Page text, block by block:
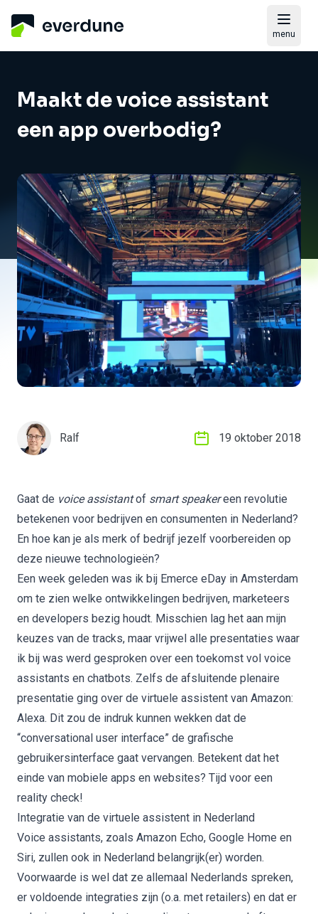
menu
Maakt de voice assistant
een app overbodig?
Ralf 19 oktober 2018
Gaat de voice assistantof smart speakereen revolutie
betekenen voor bedrijven en consumenten in Nederland?
En hoe kan je als merk of bedrijf jezelf voorbereiden op
deze nieuwe technologieën?
Een week geleden was ik bij Emerce eDay in Amsterdam
om te zien welke ontwikkelingen bedrijven, marketeers
en developers bezig houdt. Misschien lag het aan mijn
keuzes van de tracks, maar vrijwel alle presentaties waar
ik bij was werd gesproken over een toekomst vol voice
assistants en chatbots. Zelfs de afsluitende plenaire
presentatie ging over de virtuele assistent van Amazon:
Alexa. Dit zou de indruk kunnen wekken dat de
“conversational user interface” de grafische
gebruikersinterface gaat vervangen. Betekent dat het
einde van mobiele apps en websites? Tijd voor een
reality check!
Integratie van de virtuele assistent in Nederland
Voice assistants, zoals Amazon Echo, Google Home en
Siri, zullen ook in Nederland belangrijk(er) worden.
Voorwaarde is wel dat ze allemaal Nederlands spreken,
er voldoende integraties zijn (o.a. met retailers) en dat er